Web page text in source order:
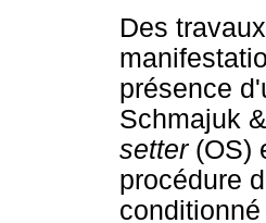
Des
présence
Schmajuk
setter(OS)
procédure